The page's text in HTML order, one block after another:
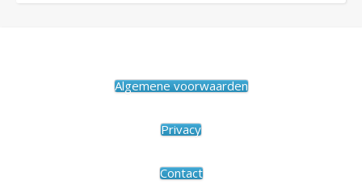
Algemene voorwaarden
Privacy
Contact